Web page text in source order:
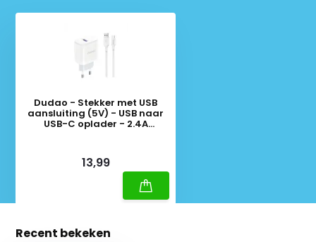
Dudao - Stekker met USB
aansluiting (5V) - USB naar
USB-C oplader - 2.4A
13,99
Recent bekeken